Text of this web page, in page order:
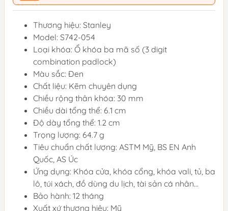
Thương hiệu: Stanley
Model: S742-054
Loại khóa: Ổ khóa ba mã số (3 digit
combination padlock)
Màu sắc: Đen
Chất liệu: Kẽm chuyên dụng
Chiều rộng thân khóa: 30 mm
Chiều dài tổng thể: 6.1 cm
Độ dày tổng thể: 1.2 cm
Trọng lượng: 64.7 g
Tiêu chuẩn chất lượng: ASTM Mỹ, BS EN Anh
Quốc, AS Úc
Ứng dụng: Khóa cửa, khóa cổng, khóa vali, tủ, ba
lô, túi xách, đồ dùng du lịch, tài sản cá nhân...
Bảo hành: 12 tháng
Xuất xứ thương hiệu: Mỹ